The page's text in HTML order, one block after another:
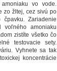
vo vode.
zo žltej, cez sivú po
Zariadenie
voľného amoniaku
zistíte všetko čo
testovacie sety.
Vyhnete sa tak
koncentrácie